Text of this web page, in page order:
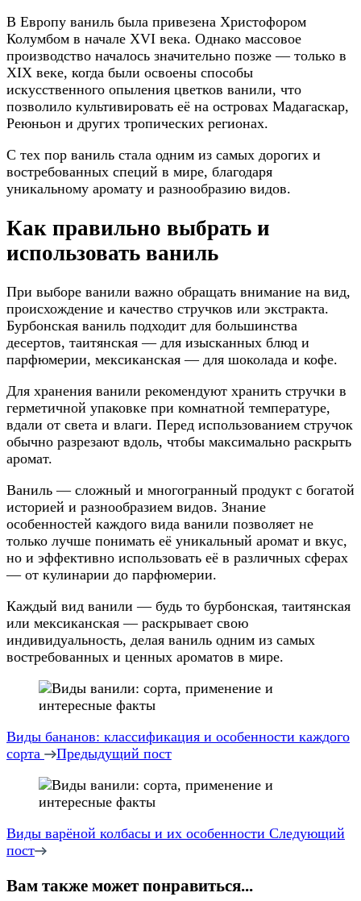
В Европу ваниль была привезена Христофором
Колумбом в начале XVI века. Однако массовое
производство началось значительно позже — только в
XIX веке, когда были освоены способы
искусственного опыления цветков ванили, что
позволило культивировать её на островах Мадагаскар,
Реюньон и других тропических регионах.
С тех пор ваниль стала одним из самых дорогих и
востребованных специй в мире, благодаря
уникальному аромату и разнообразию видов.
Как правильно выбрать и
использовать ваниль
При выборе ванили важно обращать внимание на вид,
происхождение и качество стручков или экстракта.
Бурбонская ваниль подходит для большинства
десертов, таитянская — для изысканных блюд и
парфюмерии, мексиканская — для шоколада и кофе.
Для хранения ванили рекомендуют хранить стручки в
герметичной упаковке при комнатной температуре,
вдали от света и влаги. Перед использованием стручок
обычно разрезают вдоль, чтобы максимально раскрыть
аромат.
Ваниль — сложный и многогранный продукт с богатой
историей и разнообразием видов. Знание
особенностей каждого вида ванили позволяет не
только лучше понимать её уникальный аромат и вкус,
но и эффективно использовать её в различных сферах
— от кулинарии до парфюмерии.
Каждый вид ванили — будь то бурбонская, таитянская
или мексиканская — раскрывает свою
индивидуальность, делая ваниль одним из самых
востребованных и ценных ароматов в мире.
Навигация
записям
Виды бананов: классификация и особенности каждого
сорта
Предыдущий пост
Виды варёной колбасы и их особенности Следующий
пост
Вам также может понравиться...